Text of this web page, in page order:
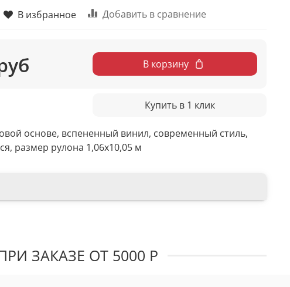
В избранное Добавить в сравнение
В корзину
Купить в 1 клик
основе, вспененный винил, современный стиль,
размер рулона 1,06х10,05 м
ЗАКАЗЕ ОТ 5000 Р